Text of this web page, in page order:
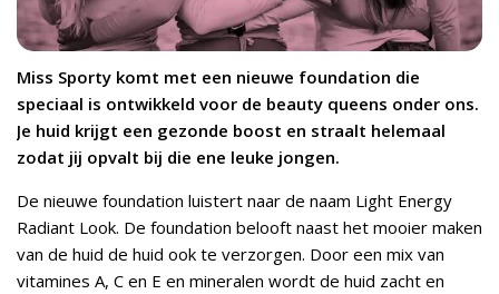
Miss Sporty komt met een nieuwe foundation die
speciaal is ontwikkeld voor de beauty queens onder ons.
Je huid krijgt een gezonde boost en straalt helemaal
zodat jij opvalt bij die ene leuke jongen.
De nieuwe foundation luistert naar de naam Light Energy
Radiant Look. De foundation belooft naast het mooier maken
van de huid de huid ook te verzorgen. Door een mix van
vitamines A, C en E en mineralen wordt de huid zacht en